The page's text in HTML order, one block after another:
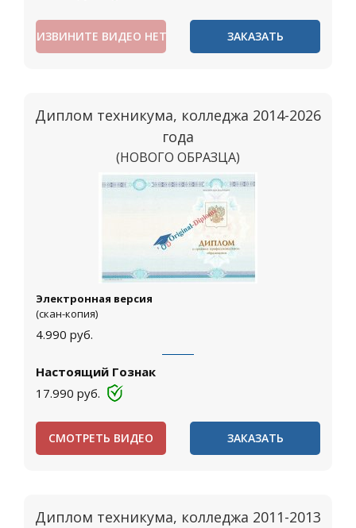
ИЗВИНИТЕ ВИДЕО НЕТ ЗАКАЗАТЬ
Диплом техникума, колледжа 2014-2026
года
(НОВОГО ОБРАЗЦА)
Москва
Электронная версия
(скан-копия)
4.990 руб.
Настоящий Гознак
17.990 руб.
СМОТРЕТЬ ВИДЕО ЗАКАЗАТЬ
Диплом техникума, колледжа 2011-2013